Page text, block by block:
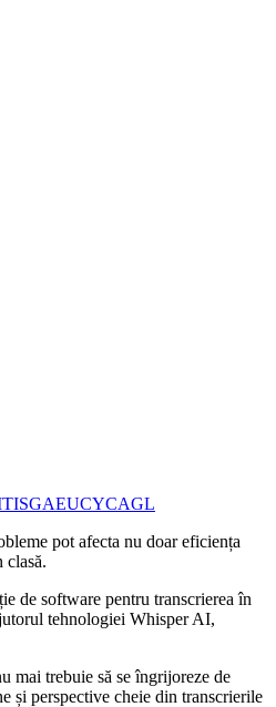
ISGAEUCYCAGL
pot afecta nu doar eficiența
clasă.
de software pentru transcrierea în
tehnologiei Whisper AI,
mai trebuie să se îngrijoreze de
și perspective cheie din transcrierile